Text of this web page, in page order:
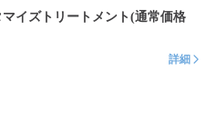
イズトリートメント(通常価格
詳細